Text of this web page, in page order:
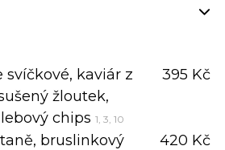
svíčkové, kaviár z
žloutek,
chips 1, 3, 10
395 Kč
bruslinkový
420 Kč